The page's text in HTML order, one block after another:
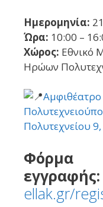
Ημερομηνία:
Ώρα: 10:00 –
Χώρος: Εθνικό
Ηρώων
Πολυτεχνείου
Φόρμα
εγγραφής:
ellak.gr/